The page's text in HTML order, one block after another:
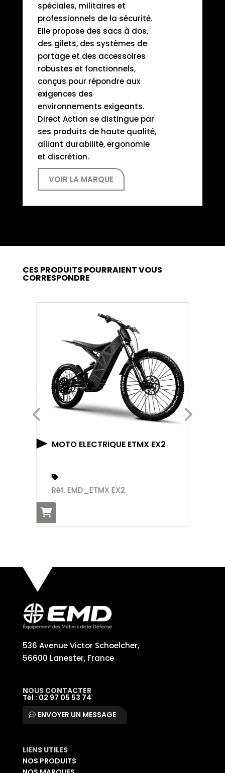
spéciales, militaires et
professionnels de la sécurité.
Elle propose des sacs à dos,
des gilets, des systèmes de
portage et des accessoires
robustes et fonctionnels,
conçus pour répondre aux
exigences des
environnements exigeants.
Direct Action se distingue par
ses produits de haute qualité,
alliant durabilité, ergonomie
et discrétion.
VOIR LA MARQUE
CES PRODUITS POURRAIENT VOUS
CORRESPONDRE
MOTO ELECTRIQUE ETMX EX2
Réf. EMD_ETMX EX2
536 Avenue Victor Schoelcher,
56600 Lanester, France
NOUS CONTACTER
Tél : 02 97 05 53 74
ENVOYER UN MESSAGE
LIENS UTILES
NOS PRODUITS